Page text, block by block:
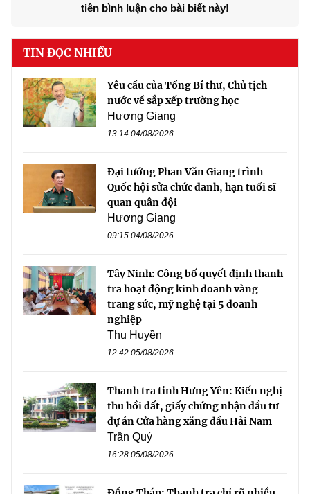
tiên bình luận cho bài biết này!
TIN ĐỌC NHIỀU
Yêu cầu của Tổng Bí thư, Chủ tịch
nước về sắp xếp trường học
Hương Giang
13:14 04/08/2026
Đại tướng Phan Văn Giang trình
Quốc hội sửa chức danh, hạn tuổi sĩ
quan quân đội
Hương Giang
09:15 04/08/2026
Tây Ninh: Công bố quyết định thanh
tra hoạt động kinh doanh vàng
trang sức, mỹ nghệ tại 5 doanh
nghiệp
Thu Huyền
12:42 05/08/2026
Thanh tra tỉnh Hưng Yên: Kiến nghị
thu hồi đất, giấy chứng nhận đầu tư
dự án Cửa hàng xăng dầu Hải Nam
Trần Quý
16:28 05/08/2026